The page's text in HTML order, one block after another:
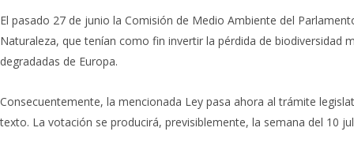
El pasado 27 de junio la Comisión de Medio Ambiente del
Naturaleza, que tenían como fin invertir la pérdida de
degradadas de Europa.
Consecuentemente, la mencionada Ley pasa ahora al trámite
texto. La votación se producirá, previsiblemente, la semana del 10